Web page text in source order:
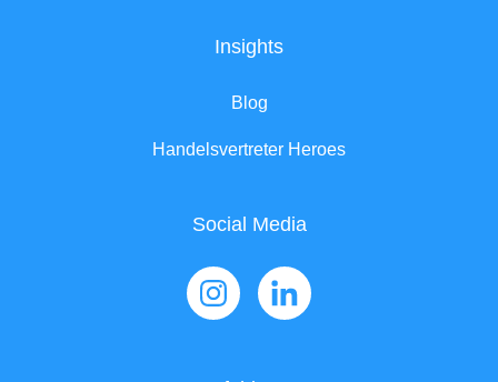
Insights
Blog
Handelsvertreter Heroes
Social Media